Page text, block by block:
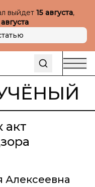
выйдет 15 августа,
акт
Алексеевна